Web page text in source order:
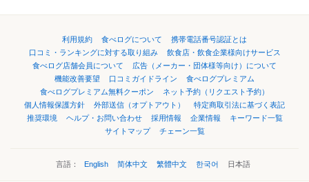
利用規約 食べログについて
携帯電話番号認証とは
口コミ・ランキングに対する取り組み
飲食店・飲食企業様向けサービス
食べログ店舗会員について
広告（メーカー・団体様等向け）について
機能改善要望
口コミガイドライン
食べログプレミアム
食べログプレミアム無料クーポン
ネット予約（リクエスト予約）
個人情報保護方針
外部送信（オプトアウト）
特定商取引法に基づく表記
推奨環境
ヘルプ・お問い合わせ 採用情報 企業情報
キーワード一覧
サイトマップ
チェーン一覧
言語： English 简体中文 繁體中文 한국어 日本語